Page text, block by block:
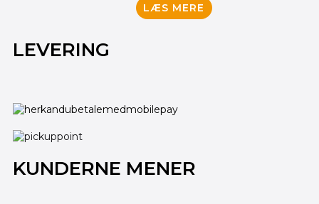
LÆS MERE
LEVERING
KUNDERNE MENER